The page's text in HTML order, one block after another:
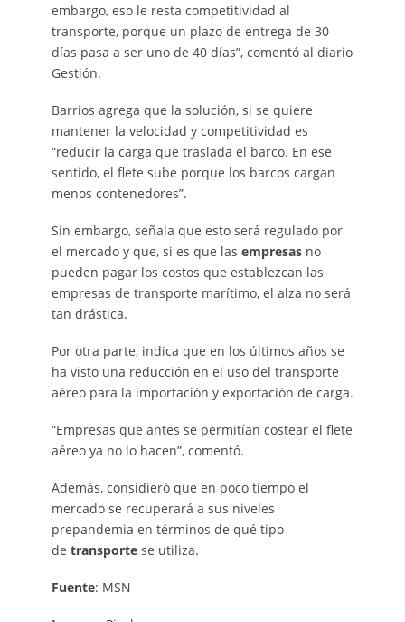
embargo, eso le resta competitividad al
transporte, porque un plazo de entrega de 30
días pasa a ser uno de 40 días”, comentó al diario
Gestión.
Barrios agrega que la solución, si se quiere
mantener la velocidad y competitividad es
“reducir la carga que traslada el barco. En ese
sentido, el flete sube porque los barcos cargan
menos contenedores”.
Sin embargo, señala que esto será regulado por
el mercado y que, si es que las empresasno
pueden pagar los costos que establezcan las
empresas de transporte marítimo, el alza no será
tan drástica.
Por otra parte, indica que en los últimos años se
ha visto una reducción en el uso del transporte
aéreo para la importación y exportación de carga.
“Empresas que antes se permitían costear el flete
aéreo ya no lo hacen”, comentó.
Además, considieró que en poco tiempo el
mercado se recuperará a sus niveles
prepandemia en términos de qué tipo
de transportese utiliza.
Fuente: MSN